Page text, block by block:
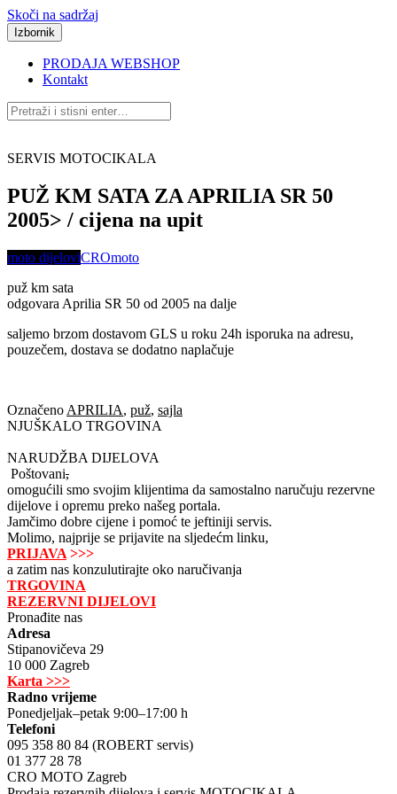
Skoči na sadržaj
Izbornik
PRODAJA WEBSHOP
Kontakt
SERVIS MOTOCIKALA
PUŽ KM SATA ZA APRILIA SR 50
2005> / cijena na upit
moto dijeloviCROmoto
puž km sata
odgovara Aprilia SR 50 od 2005 na dalje
saljemo brzom dostavom GLS u roku 24h isporuka na adresu,
pouzečem, dostava se dodatno naplačuje
Označeno APRILIA, puž, sajla
NJUŠKALO TRGOVINA
NARUDŽBA DIJELOVA
Poštovani,
omogućili smo svojim klijentima da samostalno naručuju rezervne
dijelove i opremu preko našeg portala.
Jamčimo dobre cijene i pomoć te jeftiniji servis.
Molimo, najprije se prijavite na sljedećm linku,
PRIJAVA >>>
a zatim nas konzulutirajte oko naručivanja
TRGOVINA
REZERVNI DIJELOVI
Pronađite nas
Adresa
Stipanovičeva 29
10 000 Zagreb
Karta >>>
Radno vrijeme
Ponedjeljak–petak 9:00–17:00 h
Telefoni
095 358 80 84 (ROBERT servis)
01 377 28 78
CRO MOTO Zagreb